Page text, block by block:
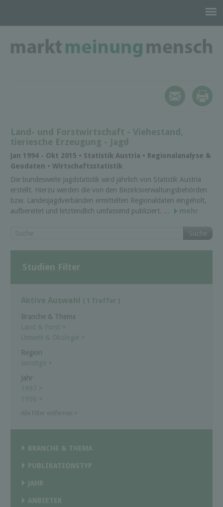
Land- und Forstwirtschaft - Viehestand,
tieriesche Erzeugung - Jagd
Jan 1994 - Okt 2015 • Statistik Austria • Regionalanalyse &
Geodaten • Wirtschaftsstatistik
Die bundesweite Jagdstatistik wird jährlich von Statistik Austria
erstellt. Hierzu werden die von den Bezirksverwaltungsbehörden
bzw. Landesjagdverbänden ermittelten Regionaldaten eingeholt,
aufbereitet und letztendlich umfassend publiziert. ...
mehr
Suche
Studien Filter
Aktive Auswahl ( 1 Treffer )
Branche & Thema
Land & Forst ×
Umwelt & Ökologie ×
Region
sonstige ×
Jahr
1997 ×
1996 ×
BRANCHE & THEMA
PUBLIKATIONSTYP
JAHR
ANBIETER